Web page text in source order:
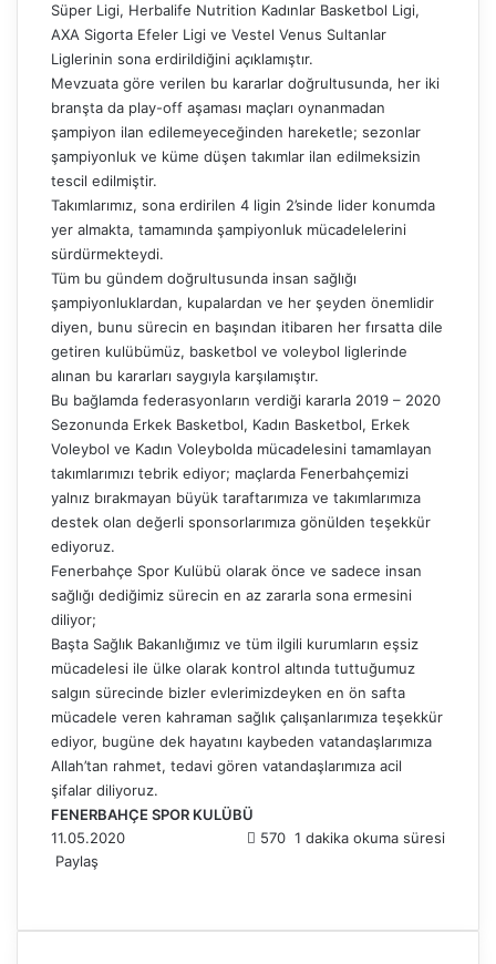
Süper Ligi, Herbalife Nutrition Kadınlar Basketbol Ligi,
AXA Sigorta Efeler Ligi ve Vestel Venus Sultanlar
Liglerinin sona erdirildiğini açıklamıştır.
Mevzuata göre verilen bu kararlar doğrultusunda, her iki
branşta da play-off aşaması maçları oynanmadan
şampiyon ilan edilemeyeceğinden hareketle; sezonlar
şampiyonluk ve küme düşen takımlar ilan edilmeksizin
tescil edilmiştir.
Takımlarımız, sona erdirilen 4 ligin 2’sinde lider konumda
yer almakta, tamamında şampiyonluk mücadelelerini
sürdürmekteydi.
Tüm bu gündem doğrultusunda insan sağlığı
şampiyonluklardan, kupalardan ve her şeyden önemlidir
diyen, bunu sürecin en başından itibaren her fırsatta dile
getiren kulübümüz, basketbol ve voleybol liglerinde
alınan bu kararları saygıyla karşılamıştır.
Bu bağlamda federasyonların verdiği kararla 2019 – 2020
Sezonunda Erkek Basketbol, Kadın Basketbol, Erkek
Voleybol ve Kadın Voleybolda mücadelesini tamamlayan
takımlarımızı tebrik ediyor; maçlarda Fenerbahçemizi
yalnız bırakmayan büyük taraftarımıza ve takımlarımıza
destek olan değerli sponsorlarımıza gönülden teşekkür
ediyoruz.
Fenerbahçe Spor Kulübü olarak önce ve sadece insan
sağlığı dediğimiz sürecin en az zararla sona ermesini
diliyor;
Başta Sağlık Bakanlığımız ve tüm ilgili kurumların eşsiz
mücadelesi ile ülke olarak kontrol altında tuttuğumuz
salgın sürecinde bizler evlerimizdeyken en ön safta
mücadele veren kahraman sağlık çalışanlarımıza teşekkür
ediyor, bugüne dek hayatını kaybeden vatandaşlarımıza
Allah’tan rahmet, tedavi gören vatandaşlarımıza acil
şifalar diliyoruz.
FENERBAHÇE SPOR KULÜBÜ
11.05.2020
570 1 dakika okuma süresi
Paylaş
cnm
ndalP
z